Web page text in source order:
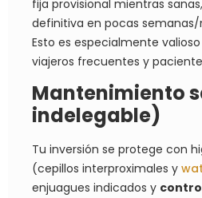
fija provisional mientras
definitiva en pocas semanas/
Esto es especialmente
viajeros frecuentes y
Mantenimiento
indelegable)
Tu inversión se protege con
(cepillos interproximales y
enjuagues indicados y